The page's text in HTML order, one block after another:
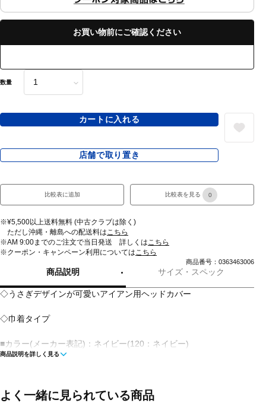
お買い物前にご確認ください
数量
カートに入れる
店舗で取り置き
比較表に追加 比較表を見る 0
※¥5,500以上送料無料 (中古クラブは除く)
ただし沖縄・離島への配送料はこちら
※AM 9:00までのご注文で当日発送 詳しくはこちら
※クーポン・キャンペーン利用についてはこちら
商品番号：0363463006
商品説明 サイズ・スペック
◇うさぎデザインが可愛いアイアン用ヘッドカバー
◇巾着タイプ
■カラー(メーカー表記)：ネイビー(120：ネイビー)
■生産国：中国
商品説明を詳しく見る
よく一緒に見られている商品